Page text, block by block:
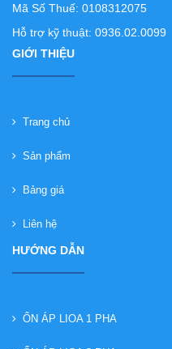
Mã Số Thuế: 0108312075
Hỗ trợ kỹ thuật: 0936.02.0099
GIỚI THIỆU
Trang chủ
Sản phẩm
Bảng giá
Liên hệ
HƯỚNG DẪN
ỔN ÁP LIOA 1 PHA